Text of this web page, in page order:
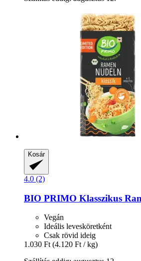
Kosár
4.0 (2)
BIO PRIMO Klasszikus
Vegán
Ideális levesköretként
Csak rövid ideig
1.030 Ft (4.120 Ft / kg)